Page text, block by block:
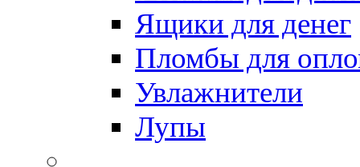
Ящики для денег
Пломбы для
Увлажнители
Лупы